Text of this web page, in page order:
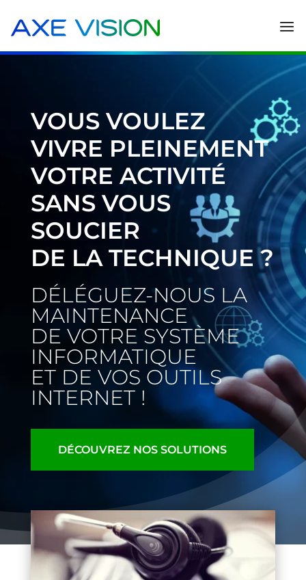
VOUS VOULEZ
VIVRE PLEINEMENT
VOTRE ACTIVITÉ
SANS VOUS
SOUCIER
DE LA TECHNIQUE ?
DÉLÉGUEZ-NOUS LA
MAINTENANCE
DE VOTRE SYSTÈME
INFORMATIQUE
ET DE VOS OUTILS
INTERNET !
DÉCOUVREZ NOS SOLUTIONS